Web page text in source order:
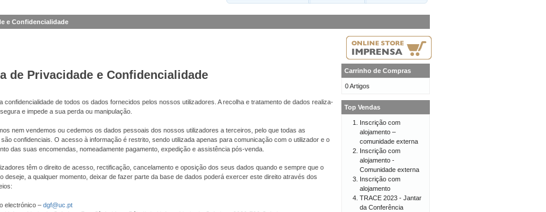
e Confidencialidade
de Privacidade e Confidencialidade
confidencialidade de todos os dados fornecidos pelos nossos utilizadores. A recolha e tratamento de dados realiza-
e impede a sua perda ou manipulação.
nem vendemos ou cedemos os dados pessoais dos nossos utilizadores a terceiros, pelo que todas as
confidenciais. O acesso à informação é restrito, sendo utilizada apenas para comunicação com o utilizador e o
das suas encomendas, nomeadamente pagamento, expedição e assistência pós-venda.
têm o direito de acesso, rectificação, cancelamento e oposição dos seus dados quando e sempre que o
deseje, a qualquer momento, deixar de fazer parte da base de dados poderá exercer este direito através dos
electrónico – dgf@uc.pt
Carrinho de Compras
0 Artigos
Top Vendas
Inscrição com
alojamento –
comunidade externa
Inscrição com
alojamento -
Comunidade externa
Inscrição com
alojamento
TRACE 2023 - Jantar
da Conferência